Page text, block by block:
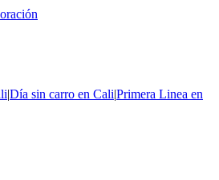
|Día sin carro en Cali|Primera Linea en